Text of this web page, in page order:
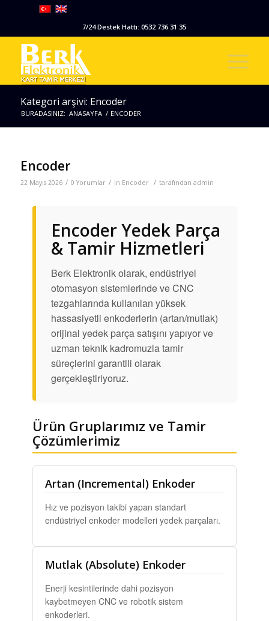
7/24 Destek Hattı: 0532 736 31 35
Kategori arşivi: Encoder
BURADASINIZ: ANASAYFA / ENCODER
Encoder
22 Mayıs 2026 / 0 Yorumlar / in Encoder / tarafından admin
Encoder Yedek Parça
& Tamir Hizmetleri
Berk Elektronik olarak, endüstriyel
otomasyon sistemlerinde ve CNC
tezgahlarında kullanılan yüksek
hassasiyetli enkoderlerin (artan/mutlak)
orijinal yedek parça satışını yapıyor ve
uzman teknik kadromuzla tamir
süreçlerini garantili olarak
gerçekleştiriyoruz.
Ürün Gruplarımız ve Tamir
Çözümlerimiz
Artan (Incremental) Enkoder
Hız ve pozisyon takibi yapan standart
endüstriyel enkoder modelleri yedek parçaları.
Mutlak (Absolute) Enkoder
Enerji kesintilerinde dahi pozisyon
kaybetmeyen CNC ve robotik sistem
enkoderleri.